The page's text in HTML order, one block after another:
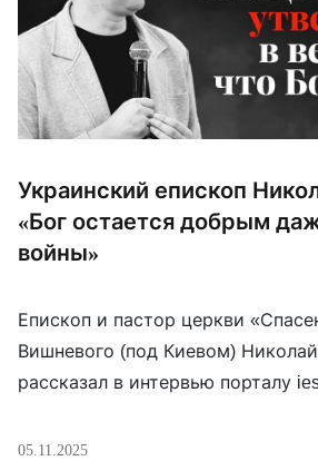
Украинский епископ
«Бог остается добрым
войны»
Епископ и пастор церкви
Вишневого (под Киевом)
рассказал в интервью порталу
его словам, украинские
05.11.2025